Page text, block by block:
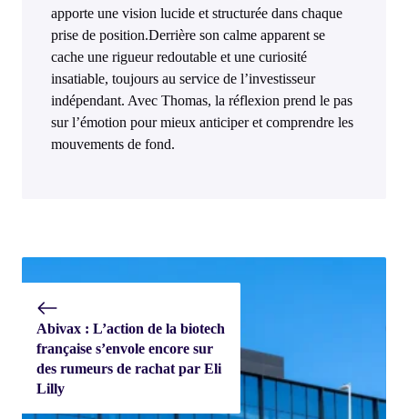
apporte une vision lucide et structurée dans chaque
prise de position.Derrière son calme apparent se
cache une rigueur redoutable et une curiosité
insatiable, toujours au service de l’investisseur
indépendant. Avec Thomas, la réflexion prend le pas
sur l’émotion pour mieux anticiper et comprendre les
mouvements de fond.
Abivax : L’action de la biotech
française s’envole encore sur
des rumeurs de rachat par Eli
Lilly